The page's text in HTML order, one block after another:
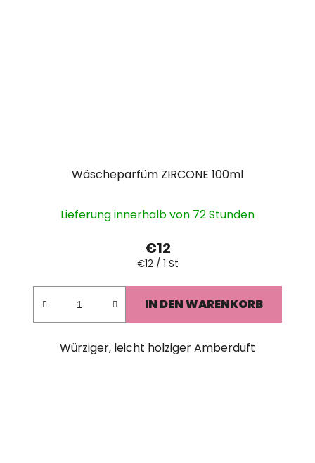
Wäscheparfüm ZIRCONE 100ml
Lieferung innerhalb von 72 Stunden
€12
Verkaufspreis:
€12 / 1 St
IN DEN WARENKORB
Würziger, leicht holziger Amberduft